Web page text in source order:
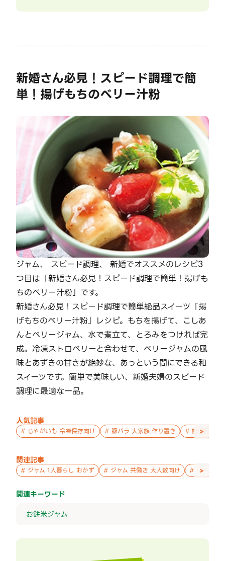
新婚さん必見！スピード調理で簡
単！揚げもちのベリー汁粉
ジャム、 スピード調理、 新婚でオススメのレシピ3
つ目は「新婚さん必見！スピード調理で簡単！揚げも
ちのベリー汁粉」です。
新婚さん必見！スピード調理で簡単絶品スイーツ「揚
げもちのベリー汁粉」レシピ。もちを揚げて、こしあ
んとベリージャム、水で煮立て、とろみをつければ完
成。冷凍ストロベリーと合わせて、ベリージャムの風
味とあずきの甘さが絶妙な、あっという間にできる和
スイーツです。簡単で美味しい、新婚夫婦のスピード
調理に最適な一品。
人気記事
# じゃがいも 冷凍保存向け # 豚バラ 大家族 作り置き # 鮭 親子 作
>
関連記事
# ジャム 1人暮らし おかず # ジャム 共働き 大人数向け # ジャム
>
関連キーワード
お餅米ジャム